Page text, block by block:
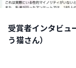
受賞者インタビュ
う猫さん）